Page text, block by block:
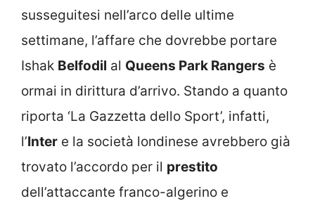
susseguitesi nell’arco delle ultime
settimane, l’affare che dovrebbe portare
Ishak Belfodil al Queens Park Rangers è
ormai in dirittura d’arrivo. Stando a quanto
riporta ‘La Gazzetta dello Sport’, infatti,
l’Inter e la società londinese avrebbero già
trovato l’accordo per il prestito
dell’attaccante franco-algerino e